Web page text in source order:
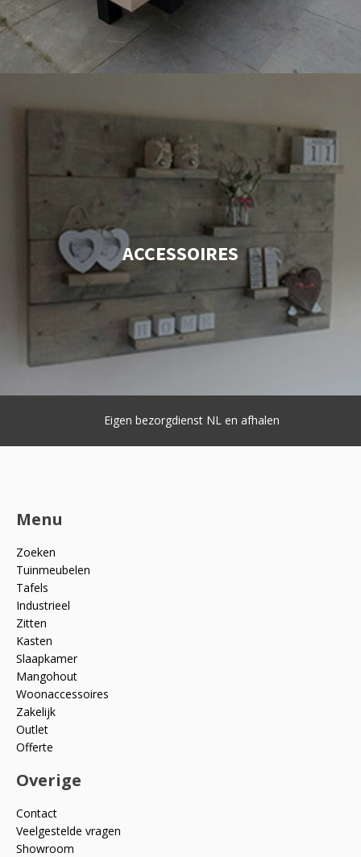
ACCESSOIRES
Eigen bezorgdienst NL en afhalen
Menu
Zoeken
Tuinmeubelen
Tafels
Industrieel
Zitten
Kasten
Slaapkamer
Mangohout
Woonaccessoires
Zakelijk
Outlet
Offerte
Overige
Contact
Veelgestelde vragen
Showroom